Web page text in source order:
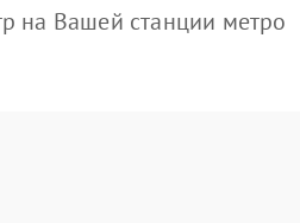
на Вашей станции метро